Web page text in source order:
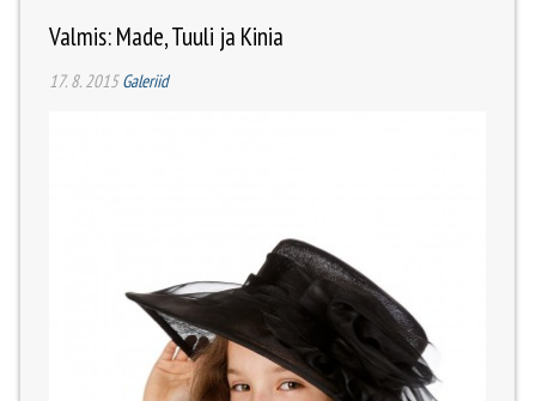
Valmis: Made, Tuuli ja Kinia
17. 8. 2015Galeriid